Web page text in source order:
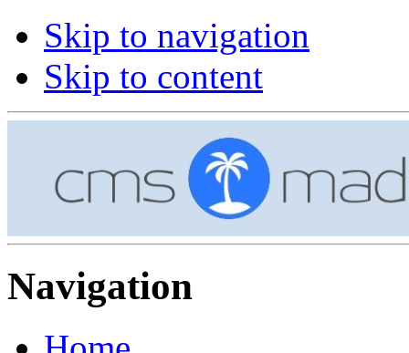
Skip to navigation
Skip to content
Navigation